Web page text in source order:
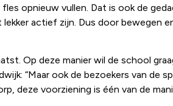
opnieuw vullen. Dat is ook de
actief zijn. Dus door bewegen
Op deze manier wil de school
“Maar ook de bezoekers van de
deze voorziening is één van de